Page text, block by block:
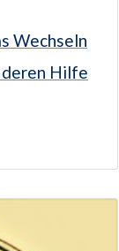
Wechseln
deren Hilfe